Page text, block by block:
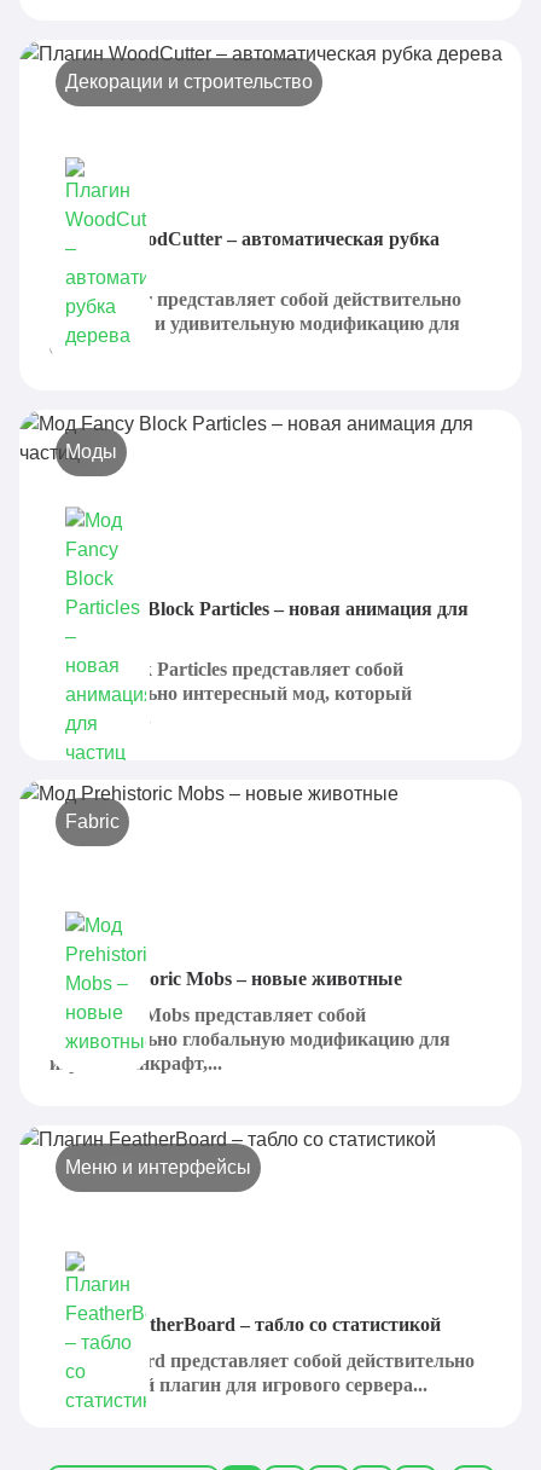
Декорации и строительство
Плагин WoodCutter – автоматическая рубка
WoodCutter представляет собой действительно
необычную и удивительную модификацию для
серверов...
Моды
Мод Fancy Block Particles – новая анимация для
частиц
Fancy Block Particles представляет собой
действительно интересный мод, который
позволяет...
Fabric
Мод Prehistoric Mobs – новые животные
Prehistoric Mobs представляет собой
действительно глобальную модификацию для
игры Майнкрафт,...
Меню и интерфейсы
Плагин FeatherBoard – табло со статистикой
FeatherBoard представляет собой действительно
интересный плагин для игрового сервера...